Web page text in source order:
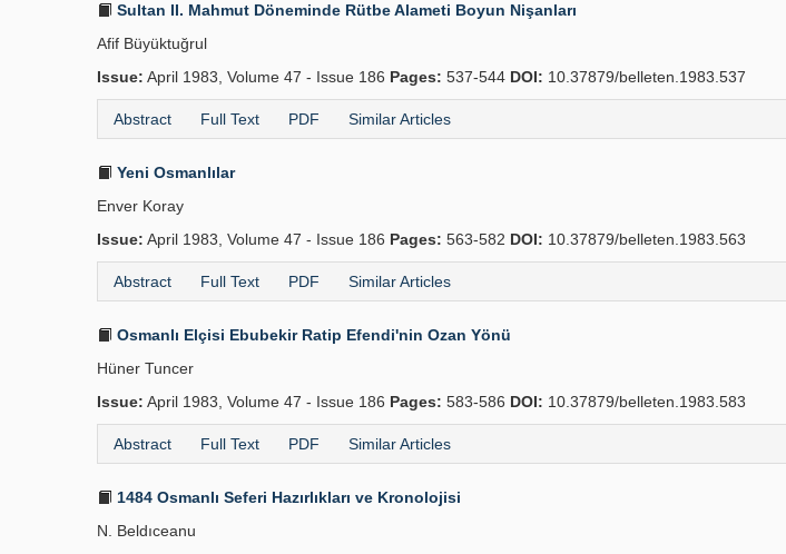
Sultan II. Mahmut Döneminde Rütbe Alameti Boyun Nişanları
Afif Büyüktuğrul
Issue: April 1983, Volume 47 - Issue 186 Pages: 537-544 DOI: 10.37879/belleten.1983.537
Abstract Full Text PDF Similar Articles
Yeni Osmanlılar
Enver Koray
Issue: April 1983, Volume 47 - Issue 186 Pages: 563-582 DOI: 10.37879/belleten.1983.563
Abstract Full Text PDF Similar Articles
Osmanlı Elçisi Ebubekir Ratip Efendi'nin Ozan Yönü
Hüner Tuncer
Issue: April 1983, Volume 47 - Issue 186 Pages: 583-586 DOI: 10.37879/belleten.1983.583
Abstract Full Text PDF Similar Articles
1484 Osmanlı Seferi Hazırlıkları ve Kronolojisi
N. Beldıceanu